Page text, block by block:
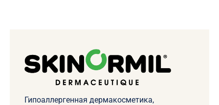
Гипоаллергенная дермакосметика,